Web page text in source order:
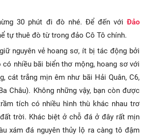
30 phút đi đò nhé. Để đến vớiĐảo
tự thuê đò từ trong đảo Cô Tô chính.
nguyên vẻ hoang sơ, ít bị tác động bởi
nhiều bãi biển thơ mộng, hoang sơ với
cát trắng mịn êm như bãi Hải Quân, C6,
Châu). Không những vậy, bạn còn được
tích có nhiều hình thù khác nhau trơ
trời. Khác biệt ở chỗ đá ở đây rất mịn
xám đá nguyên thủy lộ ra càng tô đậm